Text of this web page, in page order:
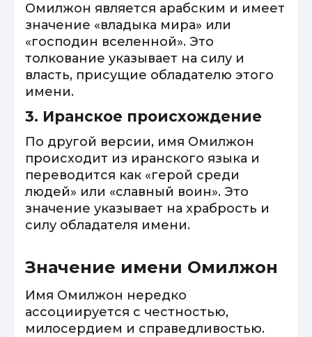
Омилжон является арабским и имеет
значение «владыка мира» или
«господин вселенной». Это
толкование указывает на силу и
власть, присущие обладателю этого
имени.
3. Иранское происхождение
По другой версии, имя Омилжон
происходит из иранского языка и
переводится как «герой среди
людей» или «славный воин». Это
значение указывает на храбрость и
силу обладателя имени.
Значение имени Омилжон
Имя Омилжон нередко
ассоциируется с честностью,
милосердием и справедливостью.